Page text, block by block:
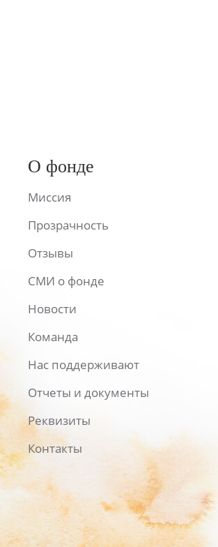
О фонде
Миссия
Прозрачность
Отзывы
СМИ о фонде
Новости
Команда
Нас поддерживают
Отчеты и документы
Реквизиты
Контакты